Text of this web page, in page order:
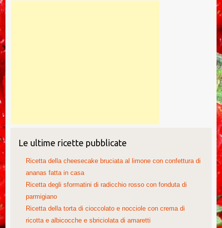
Le ultime ricette pubblicate
Ricetta della cheesecake bruciata al limone con confettura di
ananas fatta in casa
Ricetta degli sformatini di radicchio rosso con fonduta di
parmigiano
Ricetta della torta di cioccolato e nocciole con crema di
ricotta e albicocche e sbriciolata di amaretti